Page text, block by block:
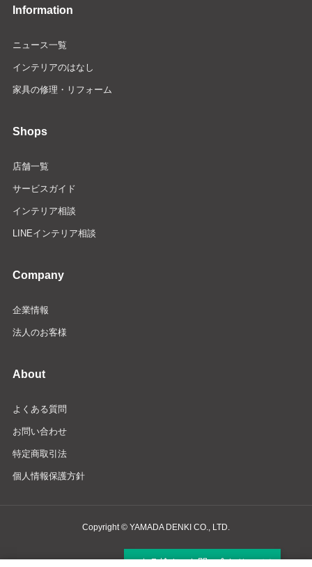
Information
ニュース一覧
インテリアのはなし
家具の修理・リフォーム
Shops
店舗一覧
サービスガイド
インテリア相談
LINEインテリア相談
Company
企業情報
法人のお客様
About
よくある質問
お問い合わせ
特定商取引法
個人情報保護方針
Copyright © YAMADA DENKI CO., LTD.
商品検索・お問い合わせ